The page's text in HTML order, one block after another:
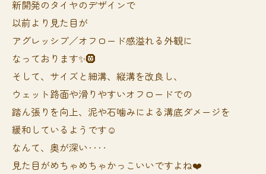
新開発のタイヤのデザインで
以前より見た目が
アグレッシブ／オフロード感溢れる外観に
なっております✨🛞
そして、サイズと細溝、縦溝を改良し、
ウェット路面や滑りやすいオフロードでの
踏ん張りを向上、泥や石噛みによる溝底ダメージを
緩和しているようです☺️
なんて、奥が深い‥‥
見た目がめちゃめちゃかっこいいですよね❤️